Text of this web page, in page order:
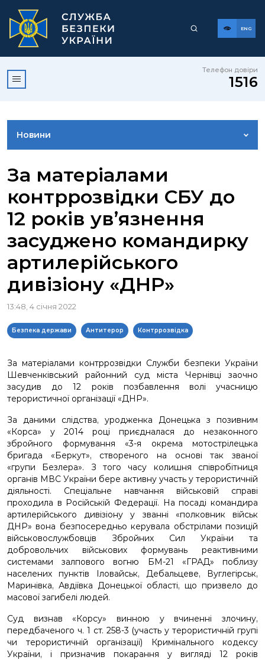
ENG
Телефон довіри
1516
Новини
ВІДЕОГАЛЕРЕЯ
КОНТАКТИ ПРЕСЦЕНТРУ
За матеріалами
контррозвідки СБУ до
12 років ув’язнення
засуджено командирку
артилерійського
дивізіону «ДНР»
13:48, 4 січня 2022
Безпека держави Антитерор Контррозвідка
За матеріалами контррозвідки Служби безпеки України
Шевченківський районний суд міста Чернівці заочно
засудив до 12 років позбавлення волі учасницю
терористичної організації «ДНР».
За даними слідства, уродженка Донецька з позивним
«Корса» у 2014 році приєдналася до незаконного
збройного формування «3-я окрема мотострілецька
бригада «Беркут», створеного на основі так званої
«групи Безлера». З того часу колишня співробітниця
органів МВС України бере активну участь у терористичній
діяльності. Спеціальне навчання військовій справі
проходила в Російській Федерації. На посаді командира
артилерійського дивізіону у званні «полковник військ
ДНР» вона безпосередньо керувала обстрілами позицій
військовослужбовців Збройних Сил України та
добровольчих військових формувань реактивними
системами залпового вогню БМ-21 «ГРАД» поблизу
населених пунктів Іловайськ, Дебальцеве, Вуглегірськ,
Маринівка, Авдіївка Донецької області, що призвело до
масової загибелі людей.
Суд визнав «Корсу» винною у вчиненні злочину,
передбаченого ч. 1 ст. 258-3 (участь у терористичній групі
чи терористичній організації) Кримінального кодексу
України, і призначив покарання у вигляді 12 років